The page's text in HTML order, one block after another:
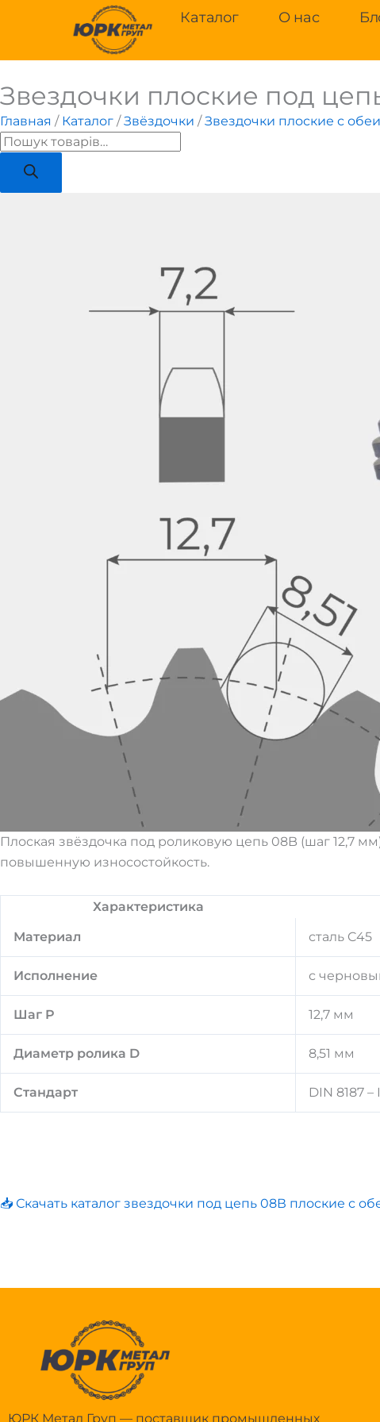
Каталог О нас
Звездочки плоские под
Главная / Каталог /Звёздочки /Звездочки плоские с
Поиск
Плоская звёздочка под роликовую цепь 08B (шаг 12,7
повышенную износостойкость.
Характеристика
Материал
сталь C45
Исполнение с
Шаг P 12,7 мм
Диаметр ролика D 8,51 мм
Стандарт DIN 8187 –
📥 Скачать каталог звездочки под цепь 08В плоские с
ЮРК Метал Груп — поставщик промышленных